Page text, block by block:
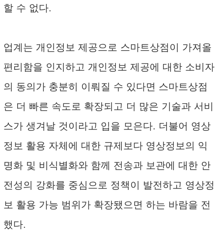
할 수 없다.
업계는 개인정보 제공으로 스마트상점이 가져올
편리함을 인지하고 개인정보 제공에 대한 소비자
의 동의가 충분히 이뤄질 수 있다면 스마트상점
은 더 빠른 속도로 확장되고 더 많은 기술과 서비
스가 생겨날 것이라고 입을 모은다. 더불어 영상
정보 활용 자체에 대한 규제보다 영상정보의 익
명화 및 비식별화와 함께 전송과 보관에 대한 안
전성의 강화를 중심으로 정책이 발전하고 영상정
보 활용 가능 범위가 확장됐으면 하는 바람을 전
했다.